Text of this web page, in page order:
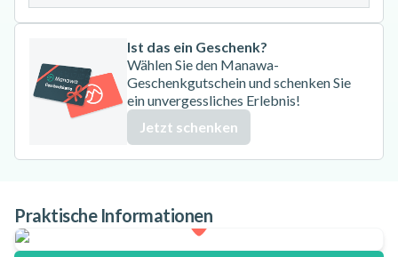
Ist das ein Geschenk?
Wählen Sie den Manawa-
Geschenkgutschein und schenken Sie
ein unvergessliches Erlebnis!
Jetzt schenken
Praktische Informationen